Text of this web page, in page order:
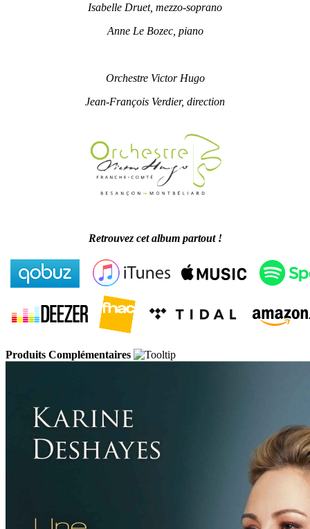
Isabelle Druet, mezzo-soprano
Anne Le Bozec, piano
Orchestre Victor Hugo
Jean-François Verdier, direction
Retrouvez cet album partout !
Produits Complémentaires